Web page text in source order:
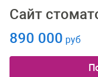
Сайт
890 000 руб